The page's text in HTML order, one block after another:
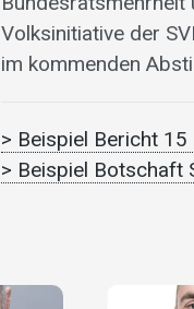
Volksinitiative der
im kommenden
> Beispiel Bericht
> Beispiel Botschaft